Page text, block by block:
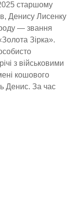
старшому
Денису Лисенку
— звання
Зірка».
з військовими
кошового
Денис. За час